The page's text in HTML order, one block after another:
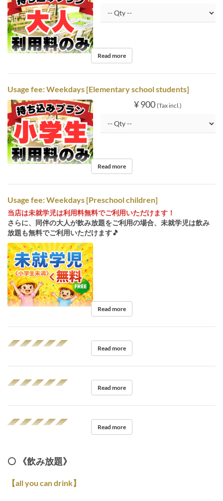
Read more
Usage fee: Weekdays [Elementary school students]
¥ 900 (Tax incl.)
Read more
Usage fee: Weekdays [Preschool children]
当店は未就学児は利用料無料でご利用いただけます！
さらに、同伴の大人が飲み放題をご利用の場合、未就学児は飲み
放題も無料でご利用いただけます🎵
Read more
◢◤◢◤◢◤◢◤◢◤
Read more
◢◤◢◤◢◤◢◤◢◤
Read more
◢◤◢◤◢◤◢◤◢◤
Read more
⚪️ 《飲み放題》
【all you can drink】